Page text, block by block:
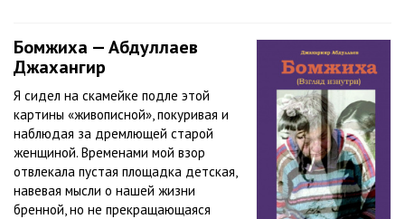
Бомжиха — Абдуллаев
Джахангир
Я сидел на скамейке подле этой
картины «живописной», покуривая и
наблюдая за дремлющей старой
женщиной. Временами мой взор
отвлекала пустая площадка детская,
навевая мысли о нашей жизни
бренной, но не прекращающаяся